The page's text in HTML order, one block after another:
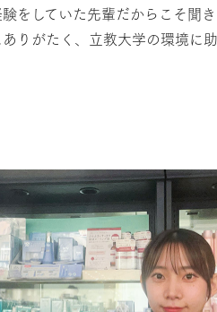
をしていた先輩だからこそ聞
りがたく、立教大学の環境に